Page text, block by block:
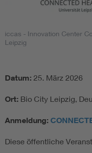
iccas - Innovation Center
Leipzig
Datum: 25. März 2026
Ort: Bio City Leipzig,
Anmeldung:
Diese öffentliche